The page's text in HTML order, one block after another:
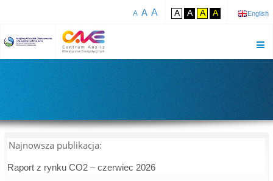
A A A A A A A English
Najnowsza publikacja:
Raport z rynku CO2 – czerwiec 2026